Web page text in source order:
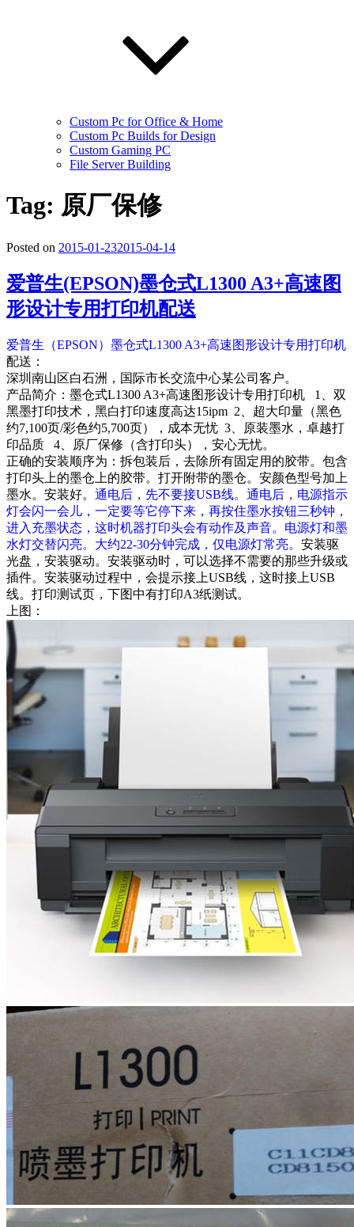
Custom Pc for Office & Home
Custom Pc Builds for Design
Custom Gaming PC
File Server Building
Tag: 原厂保修
Posted on 2015-01-232015-04-14
爱普生(EPSON)墨仓式L1300 A3+高速图
形设计专用打印机配送
爱普生（EPSON）墨仓式L1300 A3+高速图形设计专用打印机
配送：
深圳南山区白石洲，国际市长交流中心某公司客户。
产品简介：墨仓式L1300 A3+高速图形设计专用打印机 1、双
黑墨打印技术，黑白打印速度高达15ipm 2、超大印量（黑色
约7,100页/彩色约5,700页），成本无忧 3、原装墨水，卓越打
印品质 4、原厂保修（含打印头），安心无忧。
正确的安装顺序为：拆包装后，去除所有固定用的胶带。包含
打印头上的墨仓上的胶带。打开附带的墨仓。安颜色型号加上
墨水。安装好。 通电后，先不要接USB线。通电后，电源指示
灯会闪一会儿，一定要等它停下来，再按住墨水按钮三秒钟，
进入充墨状态，这时机器打印头会有动作及声音。电源灯和墨
水灯交替闪亮。大约22-30分钟完成，仅电源灯常亮。 安装驱
光盘，安装驱动。安装驱动时，可以选择不需要的那些升级或
插件。安装驱动过程中，会提示接上USB线，这时接上USB
线。打印测试页，下图中有打印A3纸测试。
上图：